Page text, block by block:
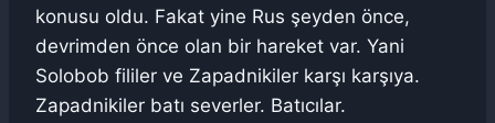
konusu oldu. Fakat yine Rus şeyden önce,
devrimden önce olan bir hareket var. Yani
Solobob fililer ve Zapadnikiler karşı karşıya.
Zapadnikiler batı severler. Batıcılar.